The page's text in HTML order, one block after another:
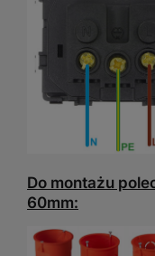
Do montażu
60mm: